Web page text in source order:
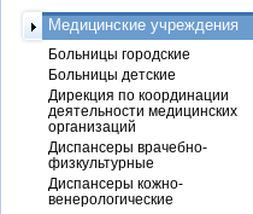
Медицинские учреждения
Больницы городские
Больницы детские
Дирекция по координации
деятельности медицинских
организаций
Диспансеры врачебно-
физкультурные
Диспансеры кожно-
венерологические